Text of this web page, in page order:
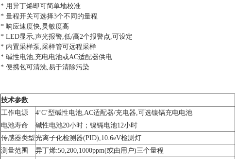
* 用异丁烯即可简单地校准
* 量程开关可选择3个不同的量程
* 响应速度快,灵敏度高
* LED显示,声光报警,低/高2个报警点,可设定
* 内置采样泵,采样管可远程采样
* 碱性电池,充电电池或AC适配器供电
* 便携包可清洗,易于清除污染
技术参数
工作电源
4‘C’型碱性电池,AC适配器/充电器,可选镍镉充电电池
电池寿命
碱性电池20小时；镍镉电池12小时
传感器类型光离子化检测器(PID),10.6eV检测灯
测量范围
异丁烯:50,200,1000ppm(或由用户)三个量程